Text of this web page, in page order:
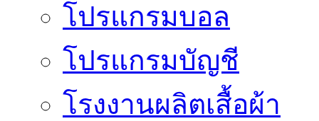
โปรแกรมบอล
โปรแกรมบัญชี
โรงงานผลิตเสื้อผ้า